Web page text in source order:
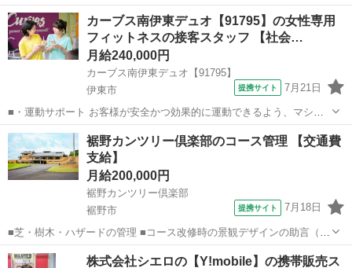
の使い方をアドバイスします。運動が初めての方や苦手な方がほとん
どなので、難しい指導はありません。「今日はこの動きを意識しまし
ょう！」といったお声がけをしながら、...
静岡 その他 その他
カーブス南伊東デュオ【91795】の女性専用
フィットネスの接客スタッフ 【社会…
月給240,000円
カーブス南伊東デュオ【91795】
伊東市
提携サイト 7月21日
■・運動サポート お客様が安全かつ効果的に運動できるよう、マシン
の使い方をアドバイスします。運動が初めての方や苦手な方がほとん
どなので、難しい指導はありません。「今日はこの動きを意識しまし
ょう！」といったお声がけをしながら、...
静岡 伊東市 その他
裾野カンツリー倶楽部のコース管理 【交通費
支給】
月給200,000円
裾野カンツリー倶楽部
裾野市
提携サイト 7月18日
■芝・樹木・ハザードの管理 ■コース改修時の景観デザインの助言（サ
ブキーパー） ■グリーンキーパーの補佐、部署管理（サブキーパー）
■その他、運営に関連する業務 ≪下記に該当する方歓迎≫ ・身体を動
静岡 裾野市 その他
株式会社シエロの【Y!mobile】の携帯販売ス